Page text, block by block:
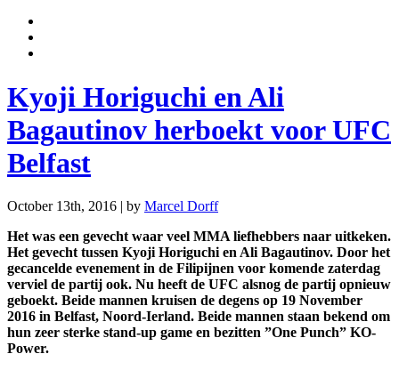
Kyoji Horiguchi en Ali
Bagautinov herboekt voor UFC
Belfast
October 13th, 2016 | by Marcel Dorff
Het was een gevecht waar veel MMA liefhebbers naar uitkeken.
Het gevecht tussen Kyoji Horiguchi en Ali Bagautinov. Door het
gecancelde evenement in de Filipijnen voor komende zaterdag
verviel de partij ook. Nu heeft de UFC alsnog de partij opnieuw
geboekt. Beide mannen kruisen de degens op 19 November
2016 in Belfast, Noord-Ierland. Beide mannen staan bekend om
hun zeer sterke stand-up game en bezitten ”One Punch” KO-
Power.